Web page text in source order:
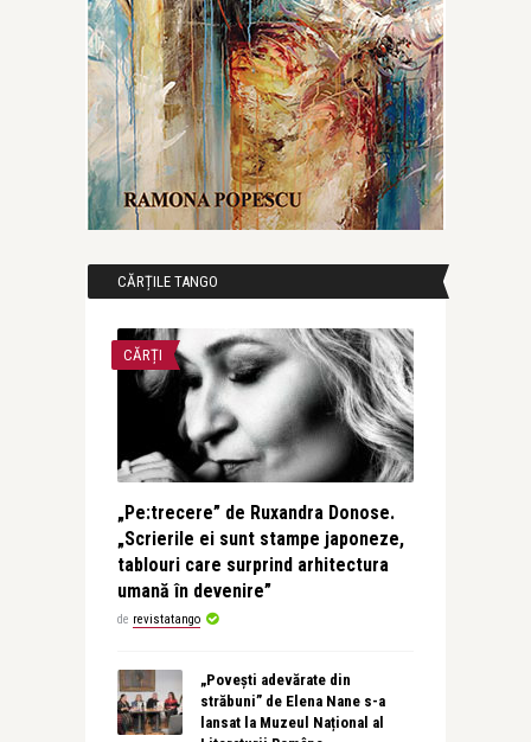
CĂRȚILE TANGO
CĂRȚI
„Pe:trecere” de Ruxandra Donose.
„Scrierile ei sunt stampe japoneze,
tablouri care surprind arhitectura
umană în devenire”
de revistatango
„Povești adevărate din
străbuni” de Elena Nane s-a
lansat la Muzeul Național al